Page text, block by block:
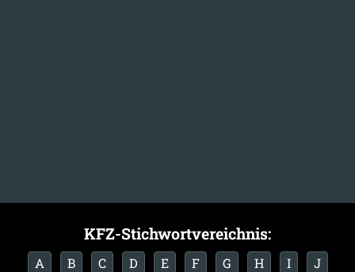
KFZ-Stichwortvereichnis:
A B C D E F G H I J